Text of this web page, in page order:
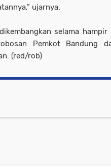
ujarnya.
selama hampir
Pemkot Bandung
(red/rob)